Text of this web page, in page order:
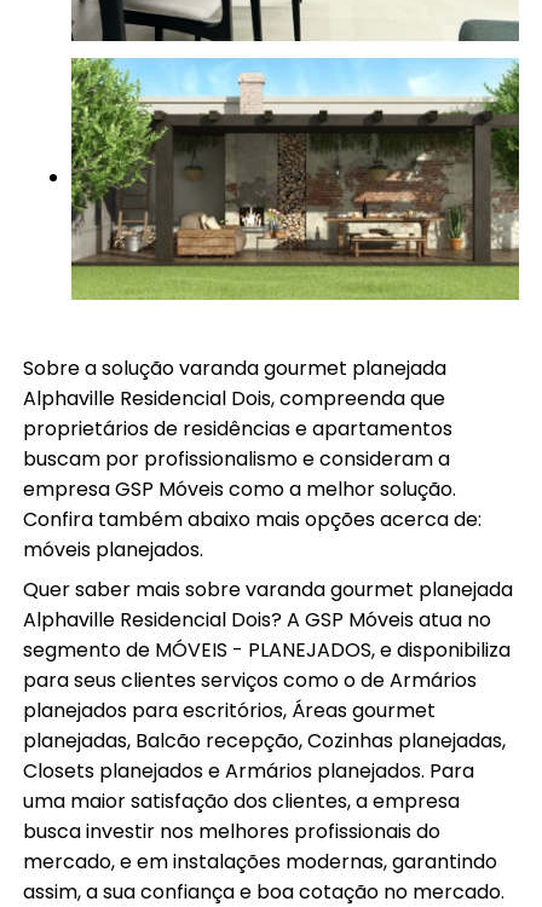
Sobre a solução varanda gourmet planejada
Alphaville Residencial Dois, compreenda que
proprietários de residências e apartamentos
buscam por profissionalismo e consideram a
empresa GSP Móveis como a melhor solução.
Confira também abaixo mais opções acerca de:
móveis planejados.
Quer saber mais sobre varanda gourmet planejada
Alphaville Residencial Dois? A GSP Móveis atua no
segmento de MÓVEIS - PLANEJADOS, e disponibiliza
para seus clientes serviços como o de Armários
planejados para escritórios, Áreas gourmet
planejadas, Balcão recepção, Cozinhas planejadas,
Closets planejados e Armários planejados. Para
uma maior satisfação dos clientes, a empresa
busca investir nos melhores profissionais do
mercado, e em instalações modernas, garantindo
assim, a sua confiança e boa cotação no mercado.